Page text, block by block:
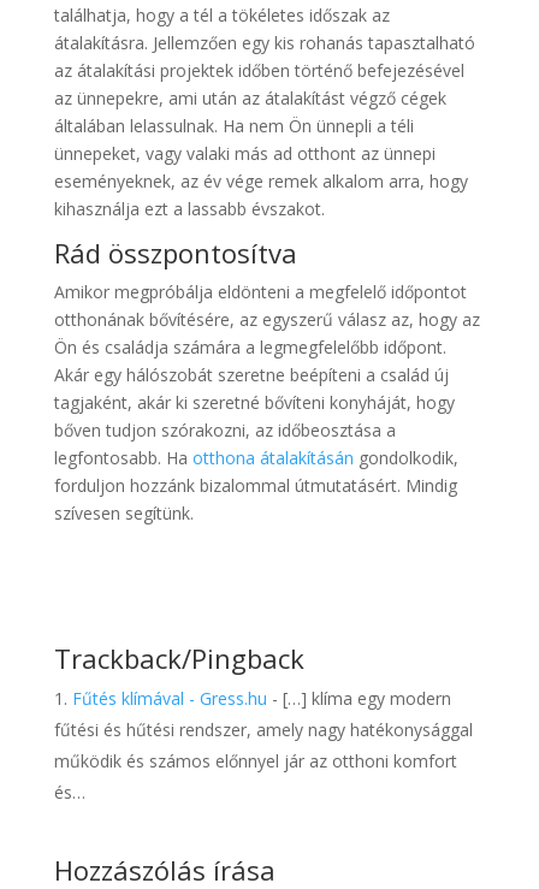
találhatja, hogy a tél a tökéletes időszak az
átalakításra. Jellemzően egy kis rohanás tapasztalható
az átalakítási projektek időben történő befejezésével
az ünnepekre, ami után az átalakítást végző cégek
általában lelassulnak. Ha nem Ön ünnepli a téli
ünnepeket, vagy valaki más ad otthont az ünnepi
eseményeknek, az év vége remek alkalom arra, hogy
kihasználja ezt a lassabb évszakot.
Rád összpontosítva
Amikor megpróbálja eldönteni a megfelelő időpontot
otthonának bővítésére, az egyszerű válasz az, hogy az
Ön és családja számára a legmegfelelőbb időpont.
Akár egy hálószobát szeretne beépíteni a család új
tagjaként, akár ki szeretné bővíteni konyháját, hogy
bőven tudjon szórakozni, az időbeosztása a
legfontosabb. Ha otthona átalakításán gondolkodik,
forduljon hozzánk bizalommal útmutatásért. Mindig
szívesen segítünk.
Trackback/Pingback
Fűtés klímával - Gress.hu - […] klíma egy modern
fűtési és hűtési rendszer, amely nagy hatékonysággal
működik és számos előnnyel jár az otthoni komfort
és…
Hozzászólás írása